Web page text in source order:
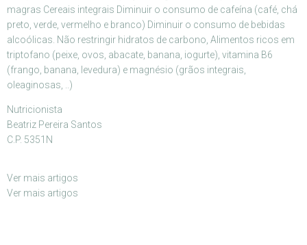
magras Cereais integrais Diminuir o consumo de cafeína (café, chá
preto, verde, vermelho e branco) Diminuir o consumo de bebidas
alcoólicas. Não restringir hidratos de carbono, Alimentos ricos em
triptofano (peixe, ovos, abacate, banana, iogurte), vitamina B6
(frango, banana, levedura) e magnésio (grãos integrais,
oleaginosas, ..)
Nutricionista
Beatriz Pereira Santos
C.P. 5351N
Ver mais artigos
Ver mais artigos